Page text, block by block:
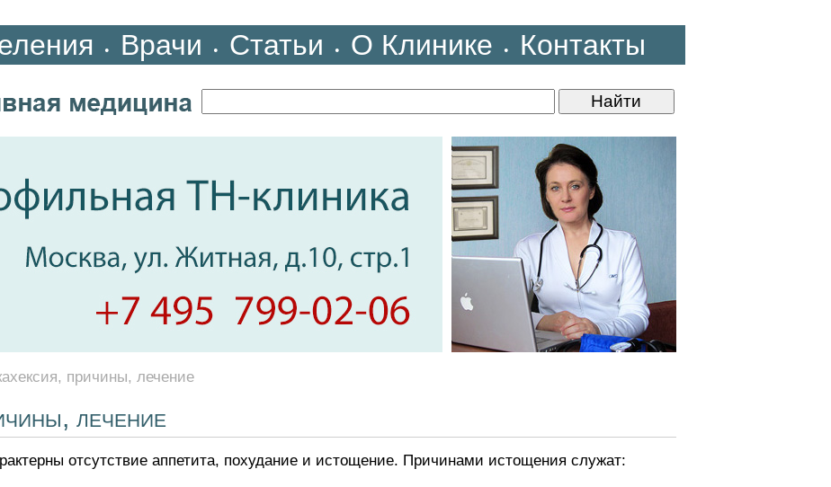
• Врачи • Статьи • О Клинике • Контакты
причины, лечение
лечение
отсутствие аппетита, похудание и истощение. Причинами истощения служат: